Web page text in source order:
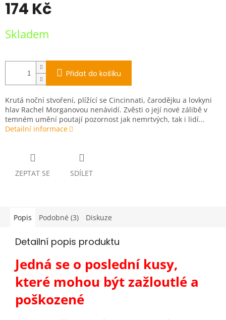
174 Kč
cena:
Skladem
Přidat do košíku
Krutá noční stvoření, plížící se Cincinnati, čarodějku a lovkyni
hlav Rachel Morganovou nenávidí. Zvěsti o její nové zálibě v
temném umění poutají pozornost jak nemrtvých, tak i lidí...
Detailní informace
ZEPTAT SE SDÍLET
Popis Podobné (3) Diskuze
Detailní popis produktu
Jedná se o poslední kusy,
které mohou být zažloutlé a
poškozené